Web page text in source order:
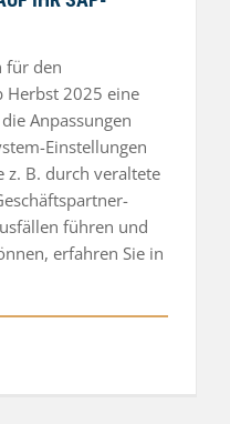
für den
Herbst 2025 eine
Anpassungen
Einstellungen
z. B. durch veraltete
führen und
erfahren Sie in